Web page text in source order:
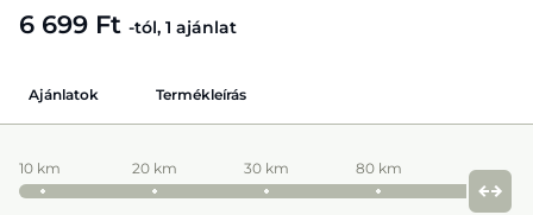
6 699 Ft -tól, 1 ajánlat
Ajánlatok Termékleírás
10 km 20 km 30 km 80 km